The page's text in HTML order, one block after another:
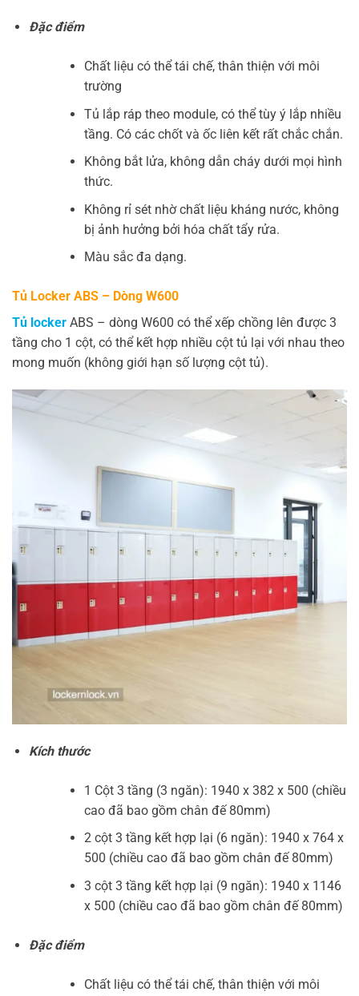
Đặc điểm
Chất liệu có thể tái chế, thân thiện với môi
trường
Tủ lắp ráp theo module, có thể tùy ý lắp nhiều
tầng. Có các chốt và ốc liên kết rất chắc chắn.
Không bắt lửa, không dẫn cháy dưới mọi hình
thức.
Không rỉ sét nhờ chất liệu kháng nước, không
bị ảnh hưởng bởi hóa chất tẩy rửa.
Màu sắc đa dạng.
Tủ Locker ABS – Dòng W600
Tủ locker ABS – dòng W600 có thể xếp chồng lên được 3
tầng cho 1 cột, có thể kết hợp nhiều cột tủ lại với nhau theo
mong muốn (không giới hạn số lượng cột tủ).
Kích thước
1 Cột 3 tầng (3 ngăn): 1940 x 382 x 500 (chiều
cao đã bao gồm chân đế 80mm)
2 cột 3 tầng kết hợp lại (6 ngăn): 1940 x 764 x
500 (chiều cao đã bao gồm chân đế 80mm)
3 cột 3 tầng kết hợp lại (9 ngăn): 1940 x 1146
x 500 (chiều cao đã bao gồm chân đế 80mm)
Đặc điểm
Chất liệu có thể tái chế, thân thiện với môi